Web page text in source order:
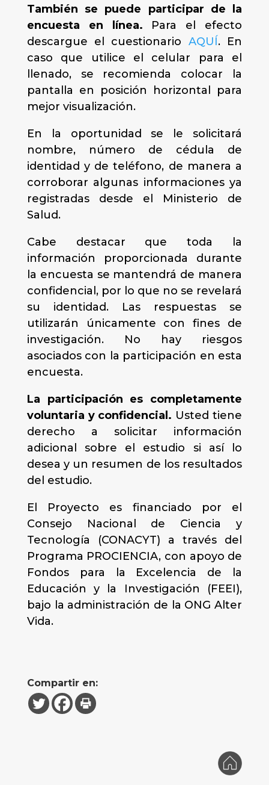
También se puede participar de la
encuesta en línea. Para el efecto
descargue el cuestionario AQUÍ. En
caso que utilice el celular para el
llenado, se recomienda colocar la
pantalla en posición horizontal para
mejor visualización.
En la oportunidad se le solicitará
nombre, número de cédula de
identidad y de teléfono, de manera a
corroborar algunas informaciones ya
registradas desde el Ministerio de
Salud.
Cabe destacar que toda la
información proporcionada durante
la encuesta se mantendrá de manera
confidencial, por lo que no se revelará
su identidad. Las respuestas se
utilizarán únicamente con fines de
investigación. No hay riesgos
asociados con la participación en esta
encuesta.
La participación es completamente
voluntaria y confidencial. Usted tiene
derecho a solicitar información
adicional sobre el estudio si así lo
desea y un resumen de los resultados
del estudio.
El Proyecto es financiado por el
Consejo Nacional de Ciencia y
Tecnología (CONACYT) a través del
Programa PROCIENCIA, con apoyo de
Fondos para la Excelencia de la
Educación y la Investigación (FEEI),
bajo la administración de la ONG Alter
Vida.
Compartir en: